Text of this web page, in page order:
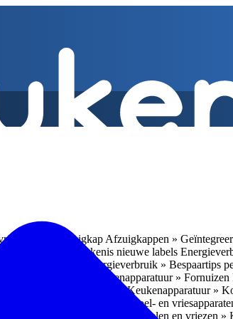
afzuigkap Afzuigkappen »
» Betekenis nieuwe labels
in de praktijk Energieverbruik » Bespaartips
Keukenapparatuur » Fornuizen
» InbouwladesKeukenapparatuur »
en vriezen » Vrijstaande koel- en
Koelen en vriezen »